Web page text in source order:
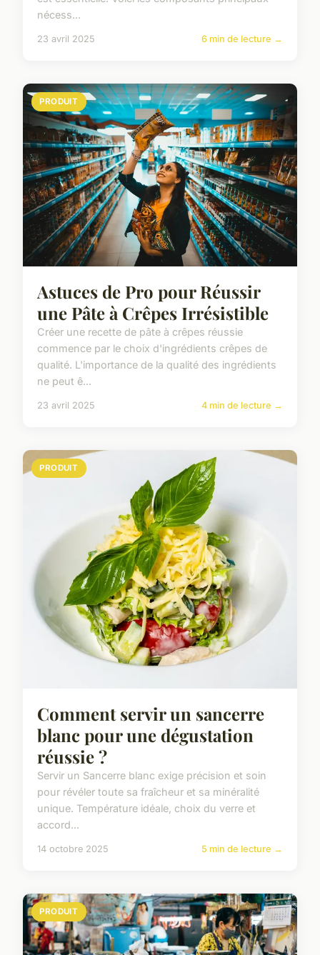
nécess...
23 avril 2025 6 min de lecture →
PRODUIT
Astuces de Pro pour Réussir
une Pâte à Crêpes Irrésistible
Créer une recette de pâte à crêpes réussie
commence par le choix d'ingrédients crêpes de
qualité. L'importance de la qualité des ingrédients
ne peut ê...
23 avril 2025 4 min de lecture →
PRODUIT
Comment servir un sancerre
blanc pour une dégustation
réussie ?
Servir un Sancerre blanc exige précision et soin
pour révéler toute sa fraîcheur et sa minéralité
unique. Température idéale, choix du verre et
accord...
14 octobre 2025 5 min de lecture →
PRODUIT